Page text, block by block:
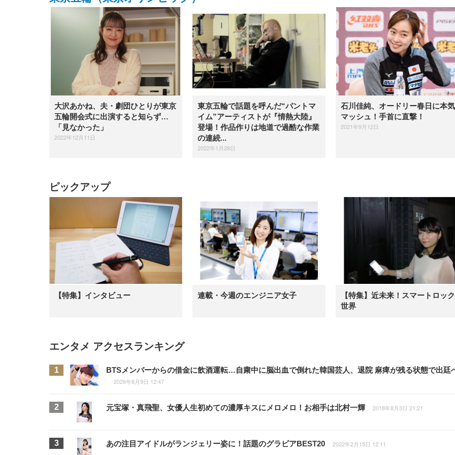
大沢あかね、夫・劇団ひとりが東京
五輪開会式に出演すると知らず…
「見なかった」
2022年12月11日
東京五輪で話題を呼んだ“パントマ
イム”アーティストが『情熱大陸』
登場！作品作りは地道で過酷な作業
の連続...
2022年1月28日
石川佳純、オードリー春日に本
マッシュ！手首に直撃！
2021年9月12日
ピックアップ
【特集】インタビュー 連載・今週のエンジニア女子
【特集】近未来！スマートロッ
世界
エンタメ アクセスランキング
BTSメンバーからの借金に飲酒運転…自粛中に脳出血で倒れた韓国芸人、退院 麻痺が残る状態で出廷
2026年8月9日 12:47
元宝塚・真飛聖、女優人生初めての濃厚キスにメロメロ！お相手は北村一輝 2018年8月3日 21:21
あの注目アイドルがランジェリー姿に！話題のグラビアBEST20 2022年2月15日 12:11